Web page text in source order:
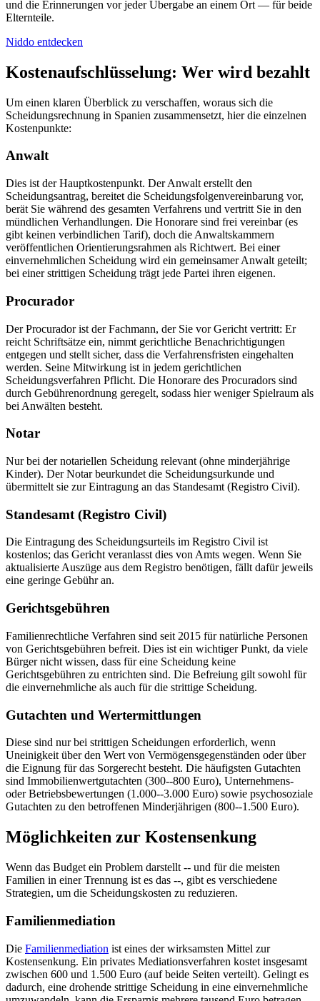
und die Erinnerungen vor jeder Übergabe an einem Ort — für beide
Elternteile.
Niddo entdecken
Kostenaufschlüsselung: Wer wird bezahlt
Um einen klaren Überblick zu verschaffen, woraus sich die
Scheidungsrechnung in Spanien zusammensetzt, hier die einzelnen
Kostenpunkte:
Anwalt
Dies ist der Hauptkostenpunkt. Der Anwalt erstellt den
Scheidungsantrag, bereitet die Scheidungsfolgenvereinbarung vor,
berät Sie während des gesamten Verfahrens und vertritt Sie in den
mündlichen Verhandlungen. Die Honorare sind frei vereinbar (es
gibt keinen verbindlichen Tarif), doch die Anwaltskammern
veröffentlichen Orientierungsrahmen als Richtwert. Bei einer
einvernehmlichen Scheidung wird ein gemeinsamer Anwalt geteilt;
bei einer strittigen Scheidung trägt jede Partei ihren eigenen.
Procurador
Der Procurador ist der Fachmann, der Sie vor Gericht vertritt: Er
reicht Schriftsätze ein, nimmt gerichtliche Benachrichtigungen
entgegen und stellt sicher, dass die Verfahrensfristen eingehalten
werden. Seine Mitwirkung ist in jedem gerichtlichen
Scheidungsverfahren Pflicht. Die Honorare des Procuradors sind
durch Gebührenordnung geregelt, sodass hier weniger Spielraum als
bei Anwälten besteht.
Notar
Nur bei der notariellen Scheidung relevant (ohne minderjährige
Kinder). Der Notar beurkundet die Scheidungsurkunde und
übermittelt sie zur Eintragung an das Standesamt (Registro Civil).
Standesamt (Registro Civil)
Die Eintragung des Scheidungsurteils im Registro Civil ist
kostenlos; das Gericht veranlasst dies von Amts wegen. Wenn Sie
aktualisierte Auszüge aus dem Registro benötigen, fällt dafür jeweils
eine geringe Gebühr an.
Gerichtsgebühren
Familienrechtliche Verfahren sind seit 2015 für natürliche Personen
von Gerichtsgebühren befreit. Dies ist ein wichtiger Punkt, da viele
Bürger nicht wissen, dass für eine Scheidung keine
Gerichtsgebühren zu entrichten sind. Die Befreiung gilt sowohl für
die einvernehmliche als auch für die strittige Scheidung.
Gutachten und Wertermittlungen
Diese sind nur bei strittigen Scheidungen erforderlich, wenn
Uneinigkeit über den Wert von Vermögensgegenständen oder über
die Eignung für das Sorgerecht besteht. Die häufigsten Gutachten
sind Immobilienwertgutachten (300--800 Euro), Unternehmens-
oder Betriebsbewertungen (1.000--3.000 Euro) sowie psychosoziale
Gutachten zu den betroffenen Minderjährigen (800--1.500 Euro).
Möglichkeiten zur Kostensenkung
Wenn das Budget ein Problem darstellt -- und für die meisten
Familien in einer Trennung ist es das --, gibt es verschiedene
Strategien, um die Scheidungskosten zu reduzieren.
Familienmediation
Die Familienmediation ist eines der wirksamsten Mittel zur
Kostensenkung. Ein privates Mediationsverfahren kostet insgesamt
zwischen 600 und 1.500 Euro (auf beide Seiten verteilt). Gelingt es
dadurch, eine drohende strittige Scheidung in eine einvernehmliche